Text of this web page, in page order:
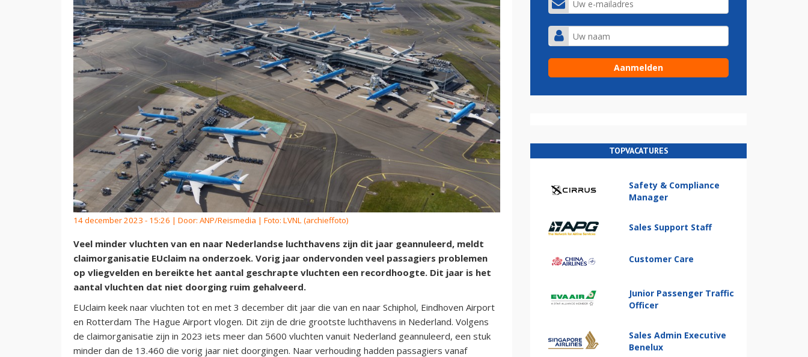
14 december 2023 - 15:26 | Door: ANP/Reismedia | Foto: LVNL (archieffoto)
Veel minder vluchten van en naar Nederlandse luchthavens zijn dit jaar geannuleerd, meldt
claimorganisatie EUclaim na onderzoek. Vorig jaar ondervonden veel passagiers problemen
op vliegvelden en bereikte het aantal geschrapte vluchten een recordhoogte. Dit jaar is het
aantal vluchten dat niet doorging ruim gehalveerd.
EUclaim keek naar vluchten tot en met 3 december dit jaar die van en naar Schiphol, Eindhoven Airport
en Rotterdam The Hague Airport vlogen. Dit zijn de drie grootste luchthavens in Nederland. Volgens
de claimorganisatie zijn in 2023 iets meer dan 5600 vluchten vanuit Nederland geannuleerd, een stuk
minder dan de 13.460 die vorig jaar niet doorgingen. Naar verhouding hadden passagiers vanaf
TOPVACATURES
Safety & Compliance
Manager
Sales Support Staff
Customer Care
Junior Passenger Traffic
Officer
Sales Admin Executive
Benelux